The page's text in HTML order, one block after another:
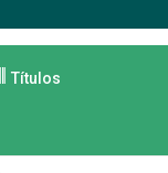
Títulos